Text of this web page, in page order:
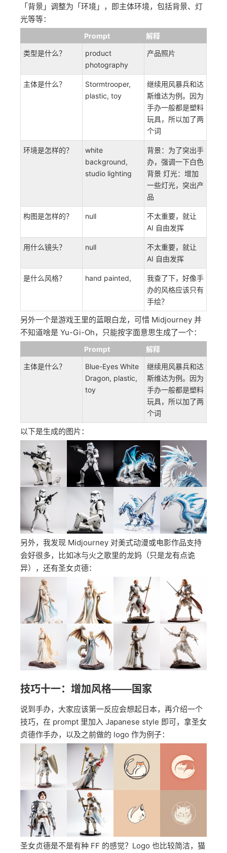
「背景」调整为「环境」，即主体环境，包括背景、灯
光等等：
Prompt
解释
类型是什么？
product
photography
产品照片
主体是什么？
Stormtrooper,
plastic, toy
继续用风暴兵和达
斯维达为例。因为
手办一般都是塑料
玩具，所以加了两
个词
环境是怎样的？
white
background,
studio lighting
背景：为了突出手
办，强调一下白色
背景 灯光：增加
一些灯光，突出产
品
构图是怎样的？ null
不太重要，就让
AI 自由发挥
用什么镜头？ null
不太重要，就让
AI 自由发挥
是什么风格？ hand painted,
我查了下，好像手
办的风格应该只有
手绘？
另外一个是游戏王里的蓝眼白龙，可惜 Midjourney 并
不知道啥是 Yu-Gi-Oh，只能按字面意思生成了一个：
Prompt
解释
主体是什么？
Blue-Eyes White
Dragon, plastic,
toy
继续用风暴兵和达
斯维达为例。因为
手办一般都是塑料
玩具，所以加了两
个词
以下是生成的图片：
另外，我发现 Midjourney 对美式动漫或电影作品支持
会好很多，比如冰与火之歌里的龙妈（只是龙有点诡
异），还有圣女贞德：
技巧十一：增加风格——国家
说到手办，大家应该第一反应会想起日本，再介绍一个
技巧，在 prompt 里加入 Japanese style 即可，拿圣女
贞德作手办，以及之前做的 logo 作为例子：
圣女贞德是不是有种 FF 的感觉？Logo 也比较简洁，猫